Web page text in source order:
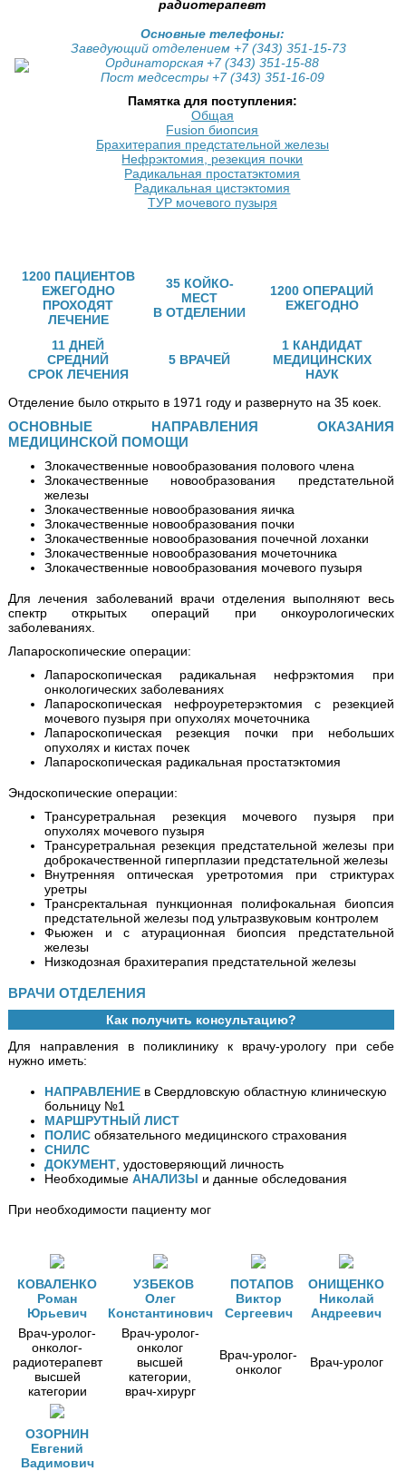
радиотерапевт
Основные телефоны:
Заведующий отделением +7(343) 351-15-73
Ординаторская +7(343) 351-15-88
Пост медсестры +7 (343) 351-16-09
Памятка для поступления:
Общая
Fusion биопсия
Брахитерапия предстательной железы
Нефрэктомия, резекция почки
Радикальная простатэктомия
Радикальная цистэктомия
ТУР мочевого пузыря
1200 ПАЦИЕНТОВ
ЕЖЕГОДНО
ПРОХОДЯТ
ЛЕЧЕНИЕ
35 КОЙКО-
МЕСТ
В ОТДЕЛЕНИИ
1200 ОПЕРАЦИЙ
ЕЖЕГОДНО
11 ДНЕЙ
СРЕДНИЙ
СРОК ЛЕЧЕНИЯ
5 ВРАЧЕЙ
1 КАНДИДАТ
МЕДИЦИНСКИХ
НАУК
Отделение было открыто в 1971 году и развернуто на 35 коек.
ОСНОВНЫЕ НАПРАВЛЕНИЯ ОКАЗАНИЯ
МЕДИЦИНСКОЙ ПОМОЩИ
Злокачественные новообразования полового члена
Злокачественные новообразования предстательной
железы
Злокачественные новообразования яичка
Злокачественные новообразования почки
Злокачественные новообразования почечной лоханки
Злокачественные новообразования мочеточника
Злокачественные новообразования мочевого пузыря
Для лечения заболеваний врачи отделения выполняют весь
спектр открытых операций при онкоурологических
заболеваниях.
Лапароскопические операции:
Лапароскопическая радикальная нефрэктомия при
онкологических заболеваниях
Лапароскопическая нефроуретерэктомия с резекцией
мочевого пузыря при опухолях мочеточника
Лапароскопическая резекция почки при небольших
опухолях и кистах почек
Лапароскопическая радикальная простатэктомия
Эндоскопические операции:
Трансуретральная резекция мочевого пузыря при
опухолях мочевого пузыря
Трансуретральная резекция предстательной железы при
доброкачественной гиперплазии предстательной железы
Внутренняя оптическая уретротомия при стриктурах
уретры
Трансректальная пункционная полифокальная биопсия
предстательной железы под ультразвуковым контролем
Фьюжен и с атурационная биопсия предстательной
железы
Низкодозная брахитерапия предстательной железы
ВРАЧИ ОТДЕЛЕНИЯ
Как получить консультацию?
Для направления в поликлинику к врачу-урологу при себе
нужно иметь:
НАПРАВЛЕНИЕв Свердловскую областную клиническую
больницу №1
МАРШРУТНЫЙ ЛИСТ
ПОЛИСобязательного медицинского страхования
СНИЛС
ДОКУМЕНТ, удостоверяющий личность
Необходимые АНАЛИЗЫ и данные обследования
При необходимости пациенту мог
КОВАЛЕНКО
Роман
Юрьевич
УЗБЕКОВ
Олег
Константинович
ПОТАПОВ
Виктор
Сергеевич
ОНИЩЕНКО
Николай
Андреевич
Врач-уролог-
онколог-
радиотерапевт
высшей
категории
Врач-уролог-
онколог
высшей
категории,
врач-хирург
Врач-уролог-
онколог
Врач-уролог
ОЗОРНИН
Евгений
Вадимович